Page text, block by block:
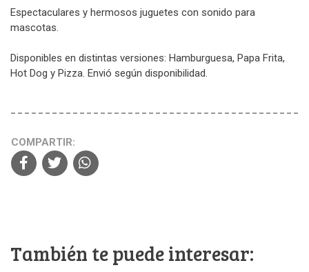
Espectaculares y hermosos juguetes con sonido para
mascotas.
Disponibles en distintas versiones: Hamburguesa, Papa Frita,
Hot Dog y Pizza. Envió según disponibilidad.
COMPARTIR:
También te puede interesar: